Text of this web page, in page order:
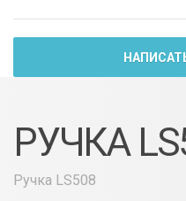
РУЧКА
Ручка LS508